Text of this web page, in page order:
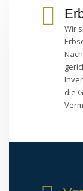
Wir
die